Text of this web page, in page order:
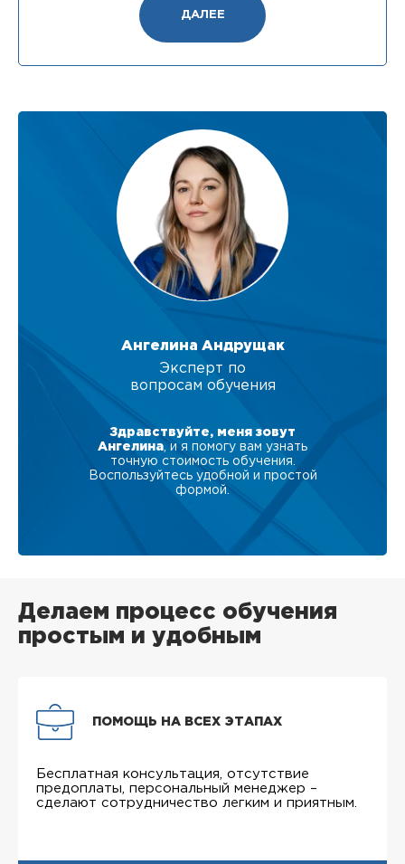
ДАЛЕЕ
Ангелина Андрущак
Эксперт по
вопросам обучения
Здравствуйте, меня зовут
Ангелина , и я помогу вам узнать
точную стоимость обучения.
Воспользуйтесь удобной и простой
формой.
Делаем процесс обучения
простым и удобным
ПОМОЩЬ НА ВСЕХ ЭТАПАХ
Бесплатная консультация, отсутствие
предоплаты, персональный менеджер –
сделают сотрудничество легким и приятным.